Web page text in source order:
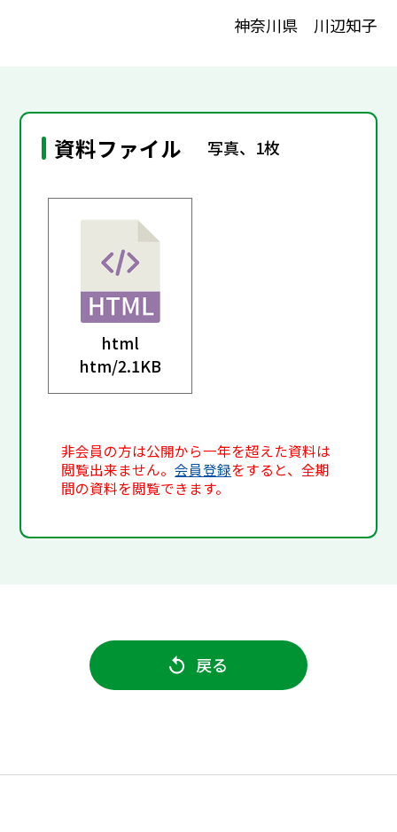
神奈川県 川辺知子
資料ファイル 写真、1枚
html
htm/2.1KB
非会員の方は公開から一年を超えた資料は
閲覧出来ません。会員登録をすると、全期
間の資料を閲覧できます。
戻る